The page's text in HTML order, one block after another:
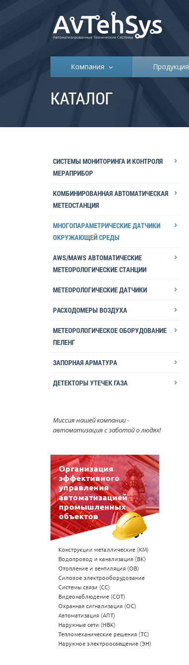
Компания Продукция
КАТАЛОГ
СИСТЕМЫ МОНИТОРИНГА И КОНТРОЛЯ
МЕРАПРИБОР
КОМБИНИРОВАННАЯ АВТОМАТИЧЕСКАЯ
МЕТЕОСТАНЦИЯ
МНОГОПАРАМЕТРИЧЕСКИЕ ДАТЧИКИ
ОКРУЖАЮЩЕЙ СРЕДЫ
AWS/MAWS АВТОМАТИЧЕСКИЕ
МЕТЕОРОЛОГИЧЕСКИЕ СТАНЦИИ
МЕТЕОРОЛОГИЧЕСКИЕ ДАТЧИКИ
РАСХОДОМЕРЫ ВОЗДУХА
МЕТЕОРОЛОГИЧЕСКОЕ ОБОРУДОВАНИЕ
ПЕЛЕНГ
ЗАПОРНАЯ АРМАТУРА
ДЕТЕКТОРЫ УТЕЧЕК ГАЗА
Миссия нашей компании -
автоматизация с заботой о людях!